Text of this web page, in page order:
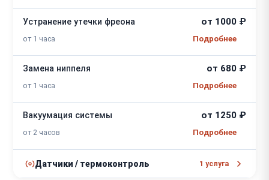
Устранение утечки фреона
от 1 часа
от 1000 ₽
Замена ниппеля
от 1 часа
от 680 ₽
Вакуумация системы
от 2 часов
от 1250 ₽
Датчики / термоконтроль 1 услуга